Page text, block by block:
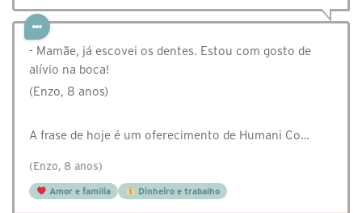
- Mamãe, já escovei os dentes. Estou com gosto de
alívio na boca!
(Enzo, 8 anos)⠀
A frase de hoje é um oferecimento de Humani Co…
(Enzo, 8 anos)
Amor e família Dinheiro e trabalho